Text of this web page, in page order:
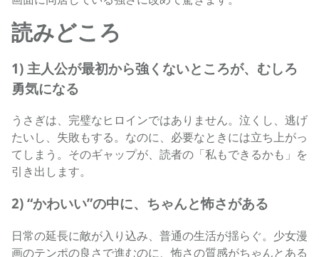
読みどころ
1) 主人公が最初から強くないところが、むしろ
勇気になる
うさぎは、完璧なヒロインではありません。泣くし、逃げ
たいし、失敗もする。なのに、必要なときには立ち上がっ
てしまう。そのギャップが、読者の「私もできるかも」を
引き出します。
2) “かわいい”の中に、ちゃんと怖さがある
日常の延長に敵が入り込み、普通の生活が揺らぐ。少女漫
画のテンポの良さで進むのに、怖さの質感がちゃんとある